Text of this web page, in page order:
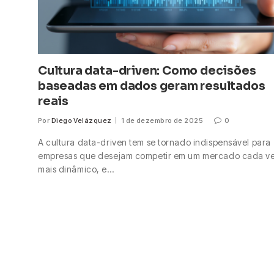
Cultura data-driven: Como decisões
baseadas em dados geram resultados
reais
Por Diego Velázquez 1 de dezembro de 2025 0
A cultura data-driven tem se tornado indispensável para
empresas que desejam competir em um mercado cada
mais dinâmico, e…